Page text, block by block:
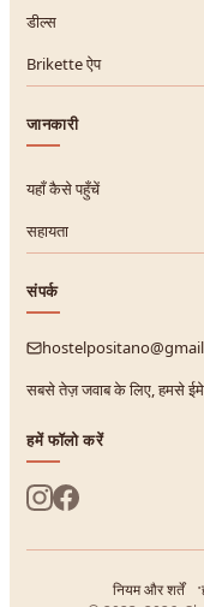
डील्स
Brikette ऐप
जानकारी
यहाँ कैसे पहुँचें
सहायता
संपर्क
सबसे तेज़ जवाब के लिए, हमसे
हमें फॉलो करें
नियम और शर्तें